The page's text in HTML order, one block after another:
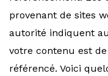
provenant de sites
autorité indiquent
votre contenu est
référencé. Voici